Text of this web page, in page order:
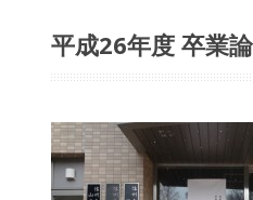
平成26年度 卒業